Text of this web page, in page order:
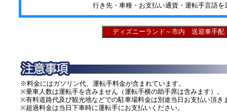
行き先・車種・お支払い通貨・運転手言語を
※料金にはガソリン代、運転手料金が含まれています。
※乗車人数は運転手を含みません（運転手横の助手席は含みます）。
※有料道路代及び観光地などでの駐車場料金は別途当日お支払い頂き
※超過料金は当日下車時に運転手にお支払いください。